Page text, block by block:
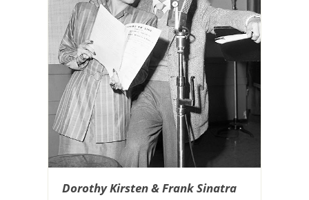
Dorothy Kirsten & Frank Sinatra